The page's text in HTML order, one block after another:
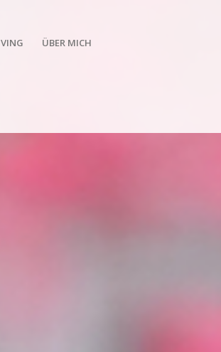
ÜBER MICH